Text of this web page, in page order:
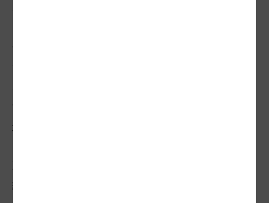
為什麼「平均即中上」呢？2022年，經濟戶
長65歲以上家庭有224.7萬戶，其中有一半
位）。這組的老人家庭，平均一年消費支出
是38萬元，換算成月開銷是3.16萬元。
經濟戶長的年齡分，經濟戶長是家中主要收